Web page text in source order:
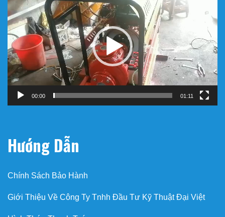
chơi
Video
00:00 01:11
Hướng Dẫn
Chính Sách Bảo Hành
Giới Thiệu Về Công Ty Tnhh Đầu Tư Kỹ Thuật Đại Việt